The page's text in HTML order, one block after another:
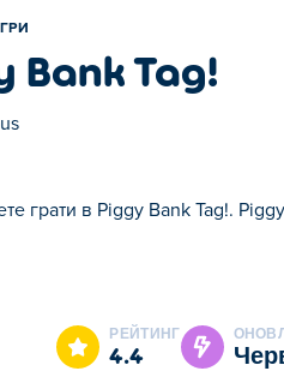
Bank Tag!
грати в Piggy Bank Tag!.
Tag! є одним із наших
РЕЙТИНГ
4.4